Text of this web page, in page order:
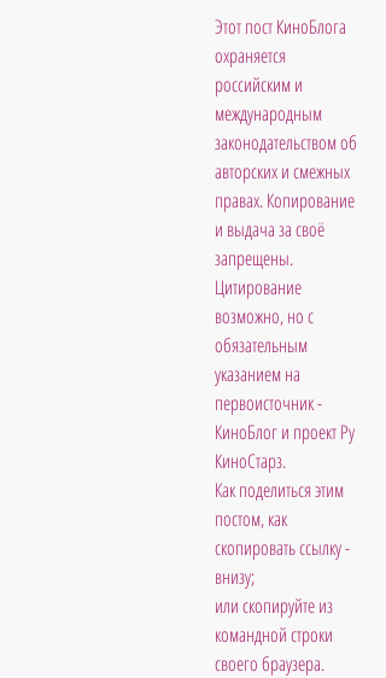
Этот пост КиноБлога
охраняется
российским и
международным
законодательством об
авторских и смежных
правах. Копирование
и выдача за своё
запрещены.
Цитирование
возможно, но с
обязательным
указанием на
первоисточник -
КиноБлог и проект Ру
КиноСтарз.
Как поделиться этим
постом, как
скопировать ссылку -
внизу;
или скопируйте из
командной строки
своего браузера.